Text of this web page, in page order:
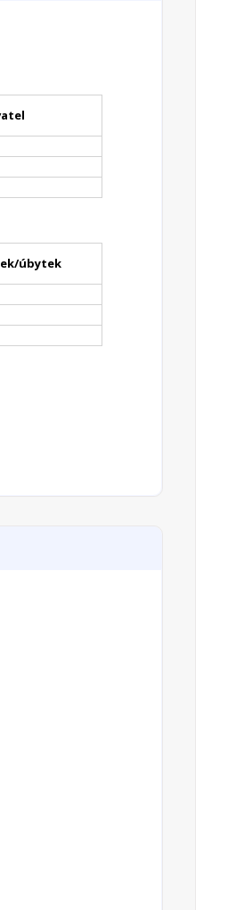
úbytek